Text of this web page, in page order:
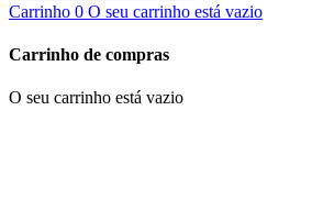
Carrinho 0 O seu carrinho está vazio
Carrinho de compras
O seu carrinho está vazio